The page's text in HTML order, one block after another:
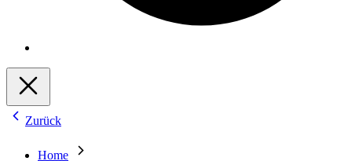
Zurück
Home